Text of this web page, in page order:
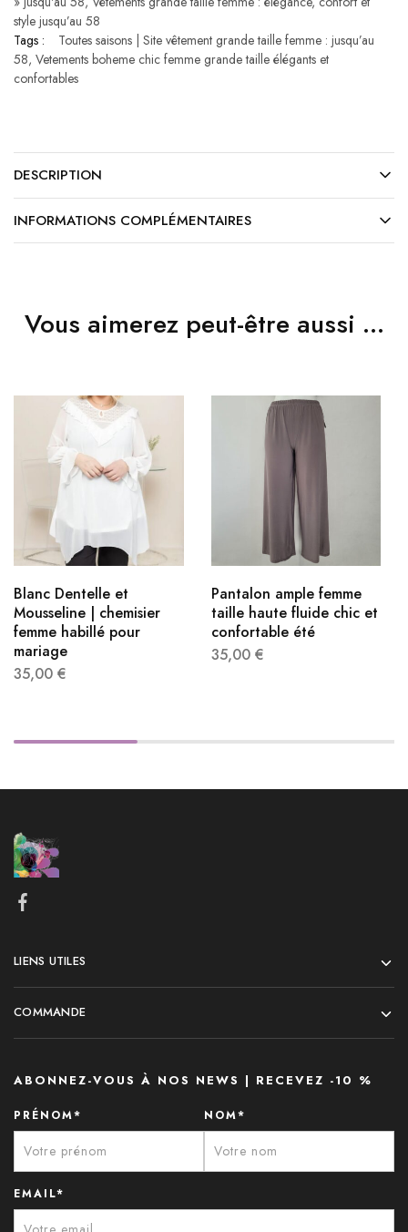
style jusqu’au 58
Tags :
Toutes saisons | Site vêtement grande taille femme : jusqu’au
58, Vetements boheme chic femme grande taille élégants et
confortables
DESCRIPTION
INFORMATIONS COMPLÉMENTAIRES
Vous aimerez peut-être aussi …
Blanc Dentelle et
Mousseline | chemisier
femme habillé​ pour
mariage
35,00 €
Pantalon ample femme
taille haute fluide chic et
confortable été
35,00 €
LIENS UTILES
COMMANDE
ABONNEZ-VOUS À NOS NEWS | RECEVEZ -10 %
PRÉNOM* NOM*
EMAIL*